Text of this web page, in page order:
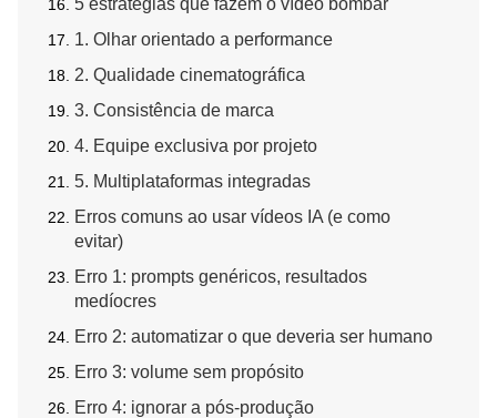
1. Olhar orientado a performance
2. Qualidade cinematográfica
3. Consistência de marca
4. Equipe exclusiva por projeto
5. Multiplataformas integradas
Erros comuns ao usar vídeos IA (e como
evitar)
Erro 1: prompts genéricos, resultados
medíocres
Erro 2: automatizar o que deveria ser humano
Erro 3: volume sem propósito
Erro 4: ignorar a pós-produção